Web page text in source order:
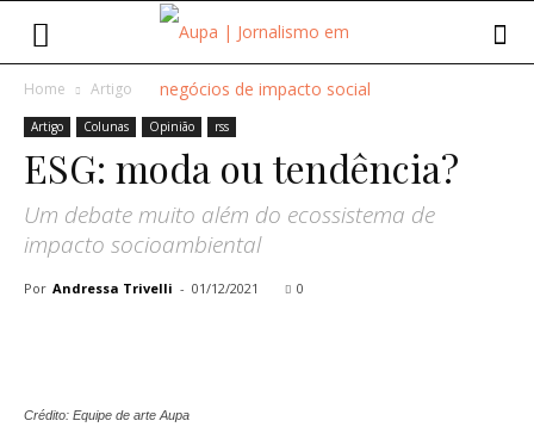
Home Artigo
Artigo Colunas Opinião rss
ESG: moda ou tendência?
Um debate muito além do ecossistema de
impacto socioambiental
Por Andressa Trivelli - 01/12/2021 0
Crédito: Equipe de arte Aupa